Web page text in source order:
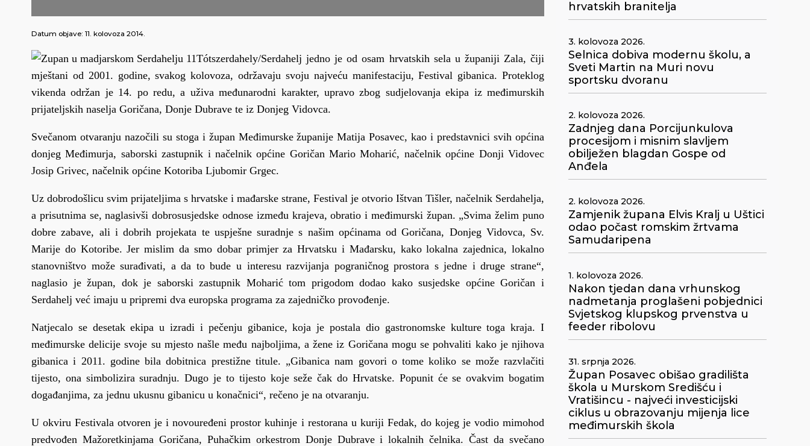
Datum objave: 11. kolovoza 2014.
Tótszerdahely/Serdahelj jedno je od osam hrvatskih sela u županiji Zala, čiji
mještani od 2001. godine, svakog kolovoza, održavaju svoju najveću manifestaciju, Festival gibanica. Proteklog
vikenda održan je 14. po redu, a uživa međunarodni karakter, upravo zbog sudjelovanja ekipa iz međimurskih
prijateljskih naselja Goričana, Donje Dubrave te iz Donjeg Vidovca.
Svečanom otvaranju nazočili su stoga i župan Međimurske županije Matija Posavec, kao i predstavnici svih općina
donjeg Međimurja, saborski zastupnik i načelnik općine Goričan Mario Moharić, načelnik općine Donji Vidovec
Josip Grivec, načelnik općine Kotoriba Ljubomir Grgec.
Uz dobrodošlicu svim prijateljima s hrvatske i mađarske strane, Festival je otvorio Ištvan Tišler, načelnik Serdahelja,
a prisutnima se, naglasivši dobrosusjedske odnose između krajeva, obratio i međimurski župan. „Svima želim puno
dobre zabave, ali i dobrih projekata te uspješne suradnje s našim općinama od Goričana, Donjeg Vidovca, Sv.
Marije do Kotoribe. Jer mislim da smo dobar primjer za Hrvatsku i Mađarsku, kako lokalna zajednica, lokalno
stanovništvo može surađivati, a da to bude u interesu razvijanja pograničnog prostora s jedne i druge strane“,
naglasio je župan, dok je saborski zastupnik Moharić tom prigodom dodao kako susjedske općine Goričan i
Serdahelj već imaju u pripremi dva europska programa za zajedničko provođenje.
Natjecalo se desetak ekipa u izradi i pečenju gibanice, koja je postala dio gastronomske kulture toga kraja. I
međimurske delicije svoje su mjesto našle među najboljima, a žene iz Goričana mogu se pohvaliti kako je njihova
gibanica i 2011. godine bila dobitnica prestižne titule. „Gibanica nam govori o tome koliko se može razvlačiti
tijesto, ona simbolizira suradnju. Dugo je to tijesto koje seže čak do Hrvatske. Popunit će se ovakvim bogatim
događanjima, za jednu ukusnu gibanicu u konačnici“, rečeno je na otvaranju.
U okviru Festivala otvoren je i novouređeni prostor kuhinje i restorana u kuriji Fedak, do kojeg je vodio mimohod
predvođen Mažoretkinjama Goričana, Puhačkim orkestrom Donje Dubrave i lokalnih čelnika. Čast da svečano
hrvatskih branitelja
3. kolovoza 2026.
Selnica dobiva modernu školu, a
Sveti Martin na Muri novu
sportsku dvoranu
2. kolovoza 2026.
Zadnjeg dana Porcijunkulova
procesijom i misnim slavljem
obilježen blagdan Gospe od
Anđela
2. kolovoza 2026.
Zamjenik župana Elvis Kralj u Uštici
odao počast romskim žrtvama
Samudaripena
1. kolovoza 2026.
Nakon tjedan dana vrhunskog
nadmetanja proglašeni pobjednici
Svjetskog klupskog prvenstva u
feeder ribolovu
31. srpnja 2026.
Župan Posavec obišao gradilišta
škola u Murskom Središću i
Vratišincu - najveći investicijski
ciklus u obrazovanju mijenja lice
međimurskih škola